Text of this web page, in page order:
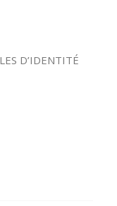
D’IDENTITÉ